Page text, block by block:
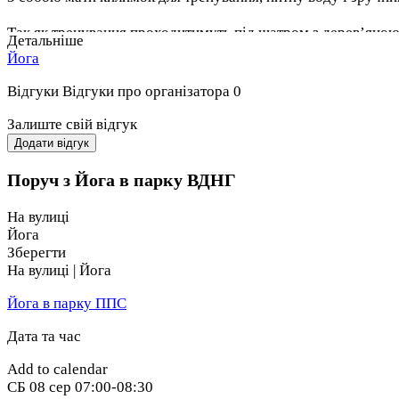
Так як тренування проходитимуть під шатром з
Вартість тренувань 420 грн (абонементи не діють).
Обов’язковий попередній запис на тренування і передплата
Детальніше
Йога
Відгуки Відгуки про організатора 0
Залиште свій відгук
Додати відгук
Поруч з Йога в парку ВДНГ
На вулиці
Йога
Зберегти
На вулиці | Йога
Йога в парку ППС
Дата та час
Add to calendar
СБ 08 сер 07:00-08:30